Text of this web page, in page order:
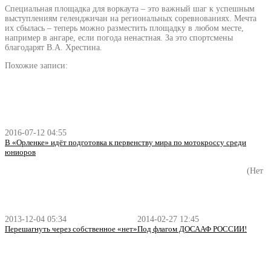
Специальная площадка для воркаута – это важный шаг к успешным
выступлениям геленджичан на региональных соревнованиях. Мечта
их сбылась – теперь можно разместить площадку в любом месте,
например в ангаре, если погода ненастная. За это спортсмены
благодарят В.А. Хрестина.
Похожие записи:
2016-07-12 04:55
В «Орленке» идёт подготовка к первенству мира по мотокроссу среди
юниоров
2013-12-04 05:34
Перешагнуть через собственное «нет»
2014-02-27 12:45
Под флагом ДОСААФ РОССИИ!
(Нет